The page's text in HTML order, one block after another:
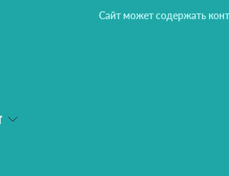
Сайт может содержать